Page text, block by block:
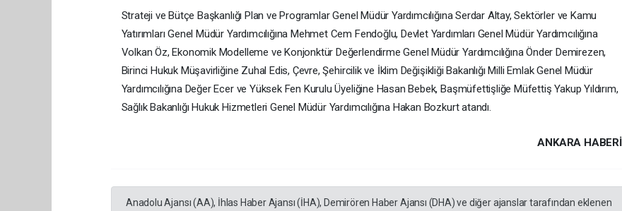
Strateji ve Bütçe Başkanlığı Plan ve Programlar Genel Müdür Yardımcılığına Serdar Altay, Sektörler ve Kamu
Yatırımları Genel Müdür Yardımcılığına Mehmet Cem Fendoğlu, Devlet Yardımları Genel Müdür Yardımcılığına
Volkan Öz, Ekonomik Modelleme ve Konjonktür Değerlendirme Genel Müdür Yardımcılığına Önder Demirezen,
Birinci Hukuk Müşavirliğine Zuhal Edis, Çevre, Şehircilik ve İklim Değişikliği Bakanlığı Milli Emlak Genel Müdür
Yardımcılığına Değer Ecer ve Yüksek Fen Kurulu Üyeliğine Hasan Bebek, Başmüfettişliğe Müfettiş Yakup Yıldırım,
Sağlık Bakanlığı Hukuk Hizmetleri Genel Müdür Yardımcılığına Hakan Bozkurt atandı.
ANKARA HABERİ
Anadolu Ajansı (AA), İhlas Haber Ajansı (İHA), Demirören Haber Ajansı (DHA) ve diğer ajanslar tarafından eklenen